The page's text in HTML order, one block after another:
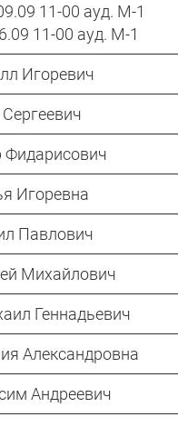
11-00 ауд. М-1
11-00 ауд. М-1
Игоревич
Фидарисович
Игоревна
Павлович
Михайлович
Геннадьевич
Александровна
Андреевич